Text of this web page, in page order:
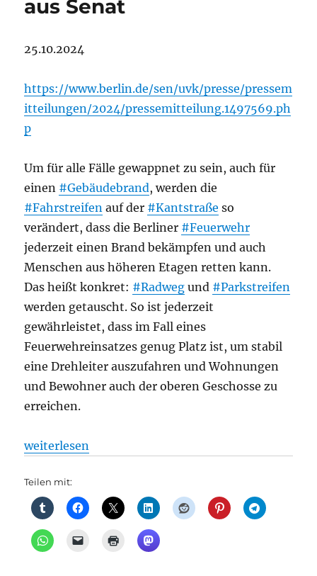
aus Senat
25.10.2024
https://www.berlin.de/sen/uvk/presse/pressem
itteilungen/2024/pressemitteilung.1497569.ph
p
Um für alle Fälle gewappnet zu sein, auch für
einen #Gebäudebrand, werden die
#Fahrstreifen auf der #Kantstraße so
verändert, dass die Berliner #Feuerwehr
jederzeit einen Brand bekämpfen und auch
Menschen aus höheren Etagen retten kann.
Das heißt konkret: #Radweg und #Parkstreifen
werden getauscht. So ist jederzeit
gewährleistet, dass im Fall eines
Feuerwehreinsatzes genug Platz ist, um stabil
eine Drehleiter auszufahren und Wohnungen
und Bewohner auch der oberen Geschosse zu
erreichen.
„Kantstraße wird optimiert, Fahrspuren werden
weiterlesen
Teilen mit: